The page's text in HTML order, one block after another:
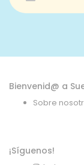
Bienvenid@ a
Sobre
¡Síguenos!